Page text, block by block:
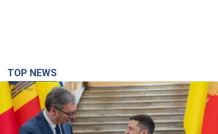
TOP NEWS